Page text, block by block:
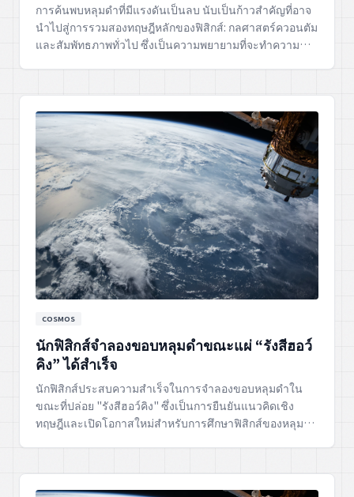
การค้นพบหลุมดำที่มีแรงดันเป็นลบ นับเป็นก้าวสำคัญที่อาจ
นำไปสู่การรวมสองทฤษฎีหลักของฟิสิกส์: กลศาสตร์ควอนตัม
และสัมพัทธภาพทั่วไป ซึ่งเป็นความพยายามที่จะทำความ
COSMOS
นักฟิสิกส์จำลองขอบหลุมดำขณะแผ่ “รังสีฮอว์
คิง” ได้สำเร็จ
นักฟิสิกส์ประสบความสำเร็จในการจำลองขอบหลุมดำใน
ขณะที่ปล่อย "รังสีฮอว์คิง" ซึ่งเป็นการยืนยันแนวคิดเชิง
ทฤษฎีและเปิดโอกาสใหม่สำหรับการศึกษาฟิสิกส์ของหลุมดำ